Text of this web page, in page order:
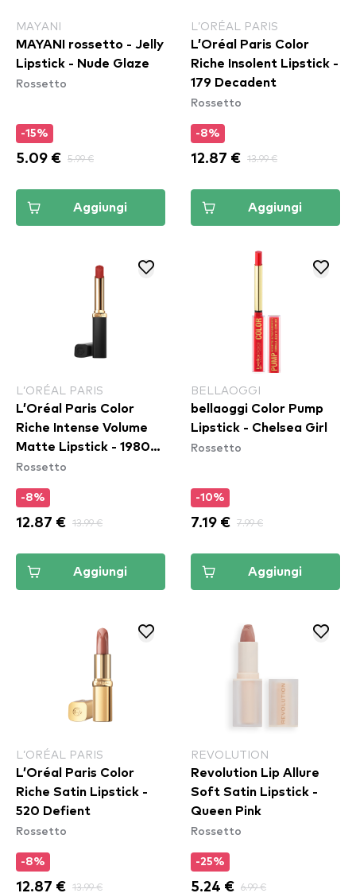
MAYANI
MAYANI rossetto - Jelly
Lipstick - Nude Glaze
Rossetto
-15%
5.09 € 5.99 €
Aggiungi
L’ORÉAL PARIS
L’Oréal Paris Color
Riche Insolent Lipstick -
179 Decadent
Rossetto
-8%
12.87 € 13.99 €
Aggiungi
L’ORÉAL PARIS
L’Oréal Paris Color
Riche Intense Volume
Matte Lipstick - 1980
L'Ambre​
Rossetto
-8%
12.87 € 13.99 €
Aggiungi
BELLAOGGI
bellaoggi Color Pump
Lipstick - Chelsea Girl
Rossetto
-10%
7.19 € 7.99 €
Aggiungi
L’ORÉAL PARIS
L’Oréal Paris Color
Riche Satin Lipstick -
520 Defient
Rossetto
-8%
12.87 € 13.99 €
REVOLUTION
Revolution Lip Allure
Soft Satin Lipstick -
Queen Pink
Rossetto
-25%
5.24 € 6.99 €